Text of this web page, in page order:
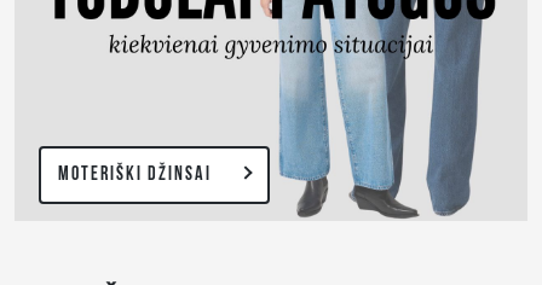
MOTERIŠKI DŽINSAI